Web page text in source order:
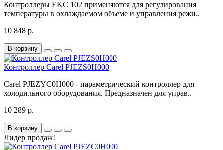
Контроллеры EKC 102 применяются для регулирования
температуры в охлаждаемом объеме и управления режи..
10 848 р.
В корзину
Контроллер Carel PJEZS0H000
Carel PJEZYC0H000 - параметрический контроллер для
холодильного оборудования. Предназначен для управ..
10 289 р.
В корзину
Лидер продаж!